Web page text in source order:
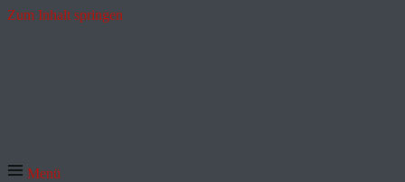
Zum Inhalt springen
Menü